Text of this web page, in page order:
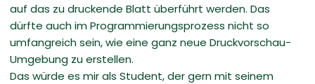
auf das zu druckende Blatt überführt werden. Das
dürfte auch im Programmierungsprozess nicht so
umfangreich sein, wie eine ganz neue Druckvorschau-
Umgebung zu erstellen.
Das würde es mir als Student, der gern mit seinem